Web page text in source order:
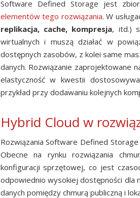
Software Defined Storage jest
elementów tego rozwiązania. W
replikacja, cache, kompresja, itd.)
wirtualnych i muszą działać w
dostępnych zasobów, z kolei same
danych. Rozwiązanie zaprojektowane
elastyczność w kwestii
przykład przy dodawaniu kolejnych
Hybrid Cloud w
Rozwiązania Software Defined
Obecne na rynku rozwiązania
konfiguracji sprzętowej, co jest
odpowiednio wysokiej dostępności dla
danych pomiędzy chmurą publiczną i